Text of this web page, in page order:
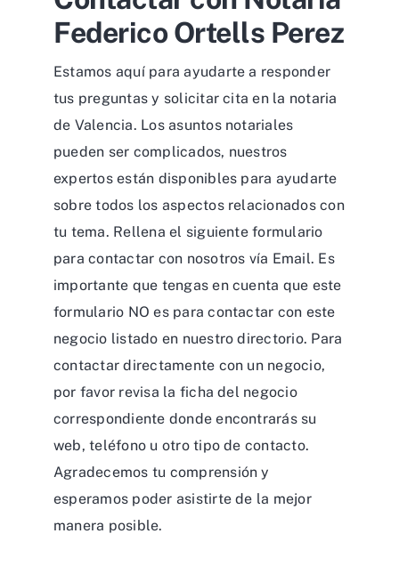
Federico Ortells Perez
Estamos aquí para ayudarte a responder
tus preguntas y solicitar cita en la notaria
de Valencia. Los asuntos notariales
pueden ser complicados, nuestros
expertos están disponibles para ayudarte
sobre todos los aspectos relacionados con
tu tema. Rellena el siguiente formulario
para contactar con nosotros vía Email. Es
importante que tengas en cuenta que este
formulario NO es para contactar con este
negocio listado en nuestro directorio. Para
contactar directamente con un negocio,
por favor revisa la ficha del negocio
correspondiente donde encontrarás su
web, teléfono u otro tipo de contacto.
Agradecemos tu comprensión y
esperamos poder asistirte de la mejor
manera posible.